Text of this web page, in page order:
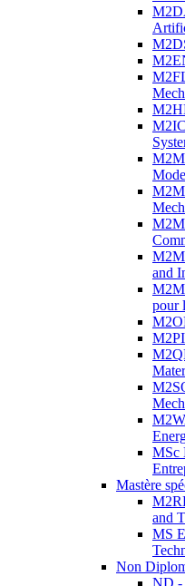
and
pour
MSc
Mastère
and
MS
Non
ND -